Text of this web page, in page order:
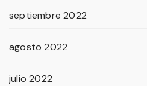
septiembre 2022
agosto 2022
julio 2022